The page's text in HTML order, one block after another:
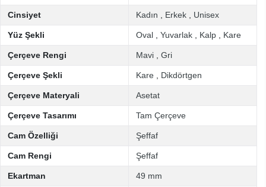
Cinsiyet Kadın Erkek Unisex
Yüz Şekli Oval Yuvarlak Kalp Kare
Çerçeve Rengi Mavi Gri
Çerçeve Şekli Kare Dikdörtgen
Çerçeve Materyali Asetat
Çerçeve Tasarımı Tam Çerçeve
Cam Özelliği Şeffaf
Cam Rengi Şeffaf
Ekartman 49 mm